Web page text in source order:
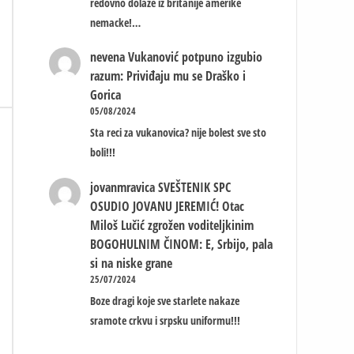
nemacke!…
nevena Vukanović potpuno izgubio
razum: Priviđaju mu se Draško i
Gorica
05/08/2024
Sta reci za vukanovica? nije bolest sve sto
boli!!!
jovanmravica SVEŠTENIK SPC
OSUDIO JOVANU JEREMIĆ! Otac
Miloš Lučić zgrožen voditeljkinim
BOGOHULNIM ČINOM: E, Srbijo, pala
si na niske grane
25/07/2024
Boze dragi koje sve starlete nakaze
sramote crkvu i srpsku uniformu!!!